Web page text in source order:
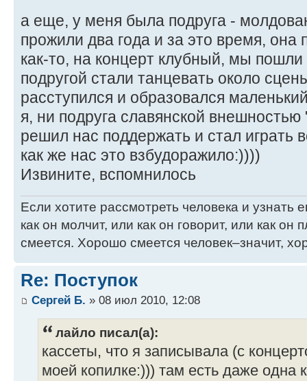
а еще, у меня была подруга -
прожили два года и за это время, она
как-то, на концерт клубный, мы
подругой стали танцевать около
расступился и образовался
я, ни подруга славянской
решил нас поддержать и стал играть
как же нас это взбудоражило:))))
Извините, вспомнилось
Если хотите рассмотреть человека и узнать
как он молчит, или как он говорит, или как он
смеется. Хорошо смеется человек–значит,
Re: Поступок
Сергей Б. » 08 июл 2010, 12:08
лайло писал(а):
кассеты, что я записывала (с
моей копилке:))) там есть даже одна